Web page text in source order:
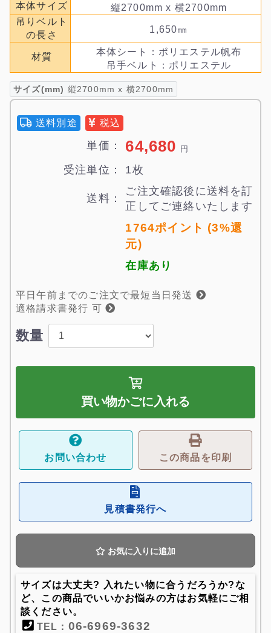
本体サイズ
縦2700mm x 横2700mm
吊りベルト
の長さ
1,650㎜
材質
本体シート：ポリエステル帆布
吊手ベルト：ポリエステル
サイズ(mm) 縦2700mm x 横2700mm
送料別途 税込
単価： 64,680 円
受注単位： 1枚
送料：
ご注文確認後に送料を訂
正してご連絡いたします
1764ポイント (3%還
元)
在庫あり
平日午前までのご注文で最短当日発送
適格請求書発行 可
数量
買い物かごに入れる
お問い合わせ この商品を印刷
見積書発行へ
お気に入りに追加
サイズは大丈夫? 入れたい物に合うだろうか?な
ど、この商品でいいかお悩みの方はお気軽にご相
談ください。
TEL： 06-6969-3632